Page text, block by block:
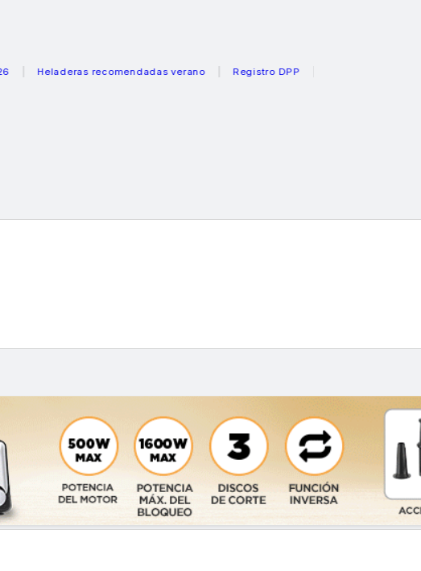
Heladeras recomendadas verano Registro DPP